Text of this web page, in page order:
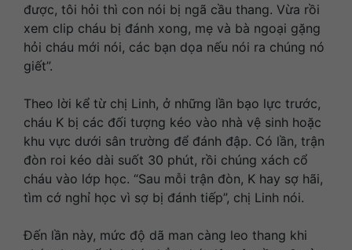
được, tôi hỏi thì con nói bị ngã cầu thang. Vừa rồi
xem clip cháu bị đánh xong, mẹ và bà ngoại gặng
hỏi cháu mới nói, các bạn dọa nếu nói ra chúng nó
giết”.
Theo lời kể từ chị Linh, ở những lần bạo lực trước,
cháu K bị các đối tượng kéo vào nhà vệ sinh hoặc
khu vực dưới sân trường để đánh đập. Có lần, trận
đòn roi kéo dài suốt 30 phút, rồi chúng xách cổ
cháu vào lớp học. “Sau mỗi trận đòn, K hay sợ hãi,
tìm cớ nghỉ học vì sợ bị đánh tiếp”, chị Linh nói.
Đến lần này, mức độ dã man càng leo thang khi